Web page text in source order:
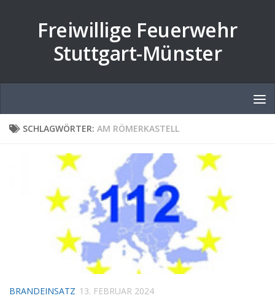
Freiwillige Feuerwehr
Stuttgart-Münster
SCHLAGWÖRTER: AM RÖMERKASTELL
BRANDEINSATZ 13. FEBRUAR 2024